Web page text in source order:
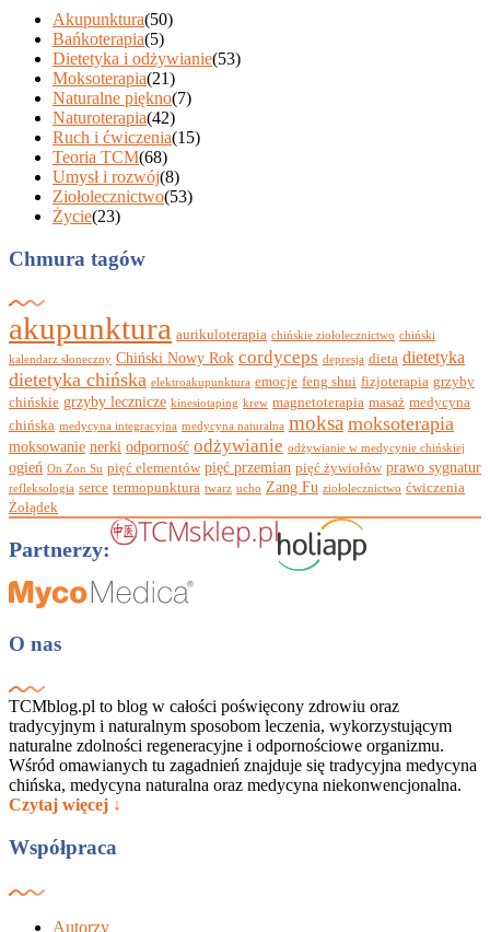
Akupunktura(50)
Bańkoterapia(5)
Dietetyka i odżywianie(53)
Moksoterapia(21)
Naturalne piękno(7)
Naturoterapia(42)
Ruch i ćwiczenia(15)
Teoria TCM(68)
Umysł i rozwój(8)
Ziołolecznictwo(53)
Życie(23)
Chmura tagów
akupunktura aurikuloterapia chińskie ziołolecznictwo chiński
kalendarz słoneczny Chiński Nowy Rok cordyceps depresja dieta dietetyka
dietetyka chińska elektroakupunktura emocje feng shui fizjoterapia grzyby
chińskie grzyby lecznicze kinesiotaping krew magnetoterapia masaż medycyna
chińska medycyna integracyjna medycyna naturalna moksa moksoterapia
moksowanie nerki odporność odżywianie odżywianie w medycynie chińskiej
ogień On Zon Su pięć elementów pięć przemian pięć żywiołów prawo sygnatur
refleksologia serce termopunktura twarz ucho Zang Fu ziołolecznictwo ćwiczenia
Żołądek
Partnerzy:
O nas
TCMblog.pl to blog w całości poświęcony zdrowiu oraz
tradycyjnym i naturalnym sposobom leczenia, wykorzystującym
naturalne zdolności regeneracyjne i odpornościowe organizmu.
Wśród omawianych tu zagadnień znajduje się tradycyjna medycyna
chińska, medycyna naturalna oraz medycyna niekonwencjonalna.
Czytaj więcej ↓
Współpraca
Autorzy